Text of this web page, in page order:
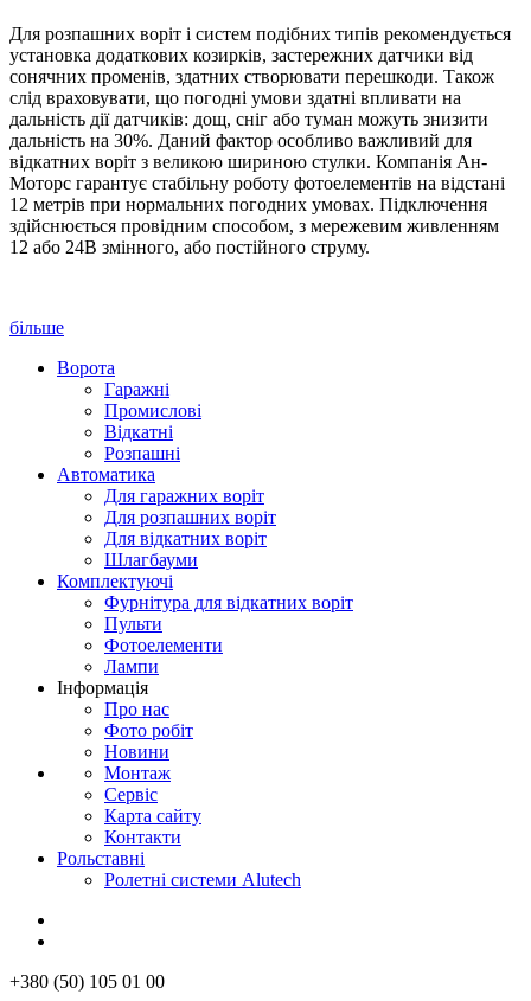
Для розпашних воріт і систем подібних типів рекомендується
установка додаткових козирків, застережних датчики від
сонячних променів, здатних створювати перешкоди. Також
слід враховувати, що погодні умови здатні впливати на
дальність дії датчиків: дощ, сніг або туман можуть знизити
дальність на 30%. Даний фактор особливо важливий для
відкатних воріт з великою шириною стулки. Компанія Ан-
Моторс гарантує стабільну роботу фотоелементів на відстані
12 метрів при нормальних погодних умовах. Підключення
здійснюється провідним способом, з мережевим живленням
12 або 24В змінного, або постійного струму.
більше
Ворота
Гаражні
Промислові
Відкатні
Розпашні
Автоматика
Для гаражних воріт
Для розпашних воріт
Для відкатних воріт
Шлагбауми
Комплектуючі
Фурнітура для відкатних воріт
Пульти
Фотоелементи
Лампи
Інформація
Про нас
Фото робіт
Новини
Монтаж
Сервіс
Карта сайту
Контакти
Рольставні
Ролетні системи Alutech
+380 (50) 105 01 00